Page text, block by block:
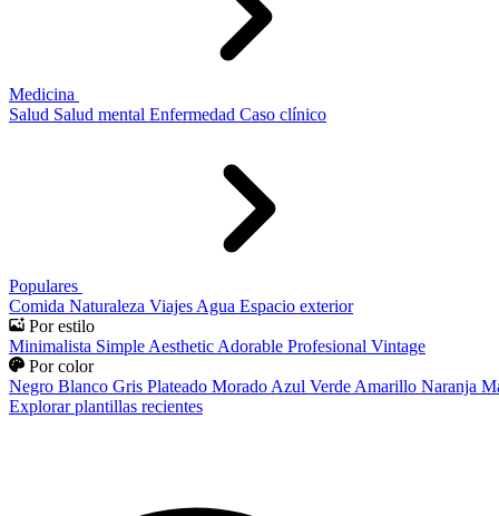
Medicina
Salud Salud mental Enfermedad Caso clínico
Populares
Comida Naturaleza Viajes Agua Espacio exterior
Por estilo
Minimalista Simple Aesthetic Adorable Profesional Vintage
Por color
Negro Blanco Gris Plateado Morado Azul Verde Amarillo Naranja
Explorar plantillas recientes